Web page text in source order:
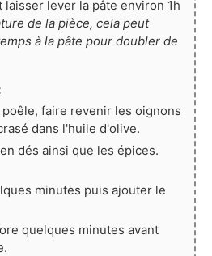
laisser lever la pâte environ 1h
de la pièce, cela peut
à la pâte pour doubler de
faire revenir les oignons
dans l'huile d'olive.
dés ainsi que les épices.
minutes puis ajouter le
quelques minutes avant